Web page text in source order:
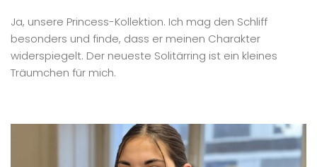
Ja, unsere Princess-Kollektion. Ich mag den Schliff
besonders und finde, dass er meinen Charakter
widerspiegelt. Der neueste Solitärring ist ein kleines
Träumchen für mich.